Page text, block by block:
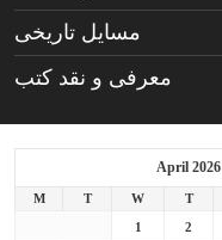
مسایل تاریخی
معرفی و نقد کتب
April 2026
M T W T
1
2